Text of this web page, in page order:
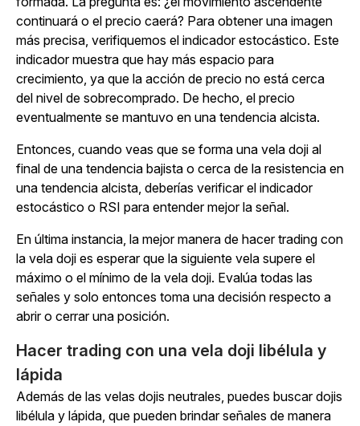
continuará o el precio caerá? Para obtener una imagen
más precisa, verifiquemos el indicador estocástico. Este
indicador muestra que hay más espacio para
crecimiento, ya que la acción de precio no está cerca
del nivel de sobrecomprado. De hecho, el precio
eventualmente se mantuvo en una tendencia alcista.
Entonces, cuando veas que se forma una vela doji al
final de una tendencia bajista o cerca de la resistencia en
una tendencia alcista, deberías verificar el indicador
estocástico o RSI para entender mejor la señal.
En última instancia, la mejor manera de hacer trading con
la vela doji es esperar que la siguiente vela supere el
máximo o el mínimo de la vela doji. Evalúa todas las
señales y solo entonces toma una decisión respecto a
abrir o cerrar una posición.
Hacer trading con una vela doji libélula y
lápida
Además de las velas dojis neutrales, puedes buscar dojis
libélula y lápida, que pueden brindar señales de manera